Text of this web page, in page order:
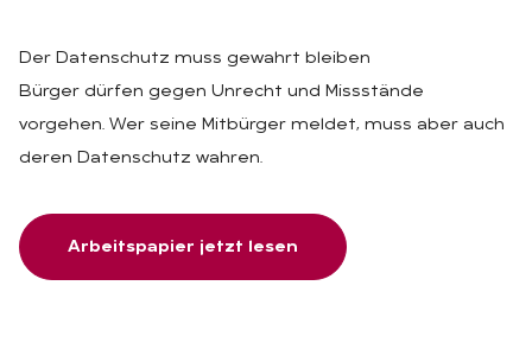
Der Datenschutz muss gewahrt bleiben
Bürger dürfen gegen Unrecht und Missstände
vorgehen. Wer seine Mitbürger meldet, muss aber auch
deren Datenschutz wahren.
Arbeitspapier jetzt lesen